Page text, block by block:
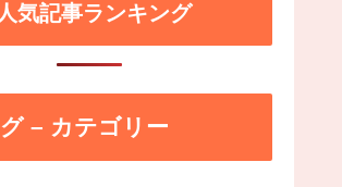
気記事ランキング
– カテゴリー